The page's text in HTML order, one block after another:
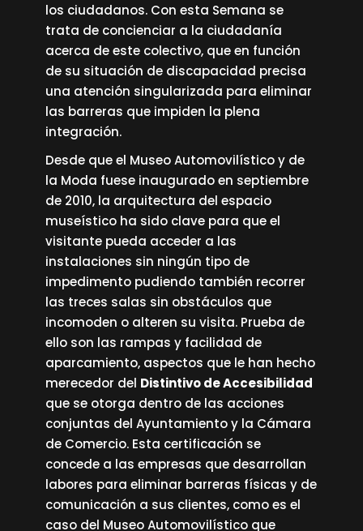
los ciudadanos. Con esta Semana se
trata de concienciar a la ciudadanía
acerca de este colectivo, que en función
de su situación de discapacidad precisa
una atención singularizada para eliminar
las barreras que impiden la plena
integración.
Desde que el Museo Automovilístico y de
la Moda fuese inaugurado en septiembre
de 2010, la arquitectura del espacio
museístico ha sido clave para que el
visitante pueda acceder a las
instalaciones sin ningún tipo de
impedimento pudiendo también recorrer
las treces salas sin obstáculos que
incomoden o alteren su visita. Prueba de
ello son las rampas y facilidad de
aparcamiento, aspectos que le han hecho
merecedor del Distintivo de Accesibilidad
que se otorga dentro de las acciones
conjuntas del Ayuntamiento y la Cámara
de Comercio. Esta certificación se
concede a las empresas que desarrollan
labores para eliminar barreras físicas y de
comunicación a sus clientes, como es el
caso del Museo Automovilístico que